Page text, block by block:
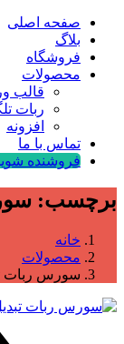
صفحه اصلی
بلاگ
فروشگاه
محصولات
قالب
ربات
افزونه
تماس با ما
فروشنده
برچسب:
خانه
محصولات
سورس ربات